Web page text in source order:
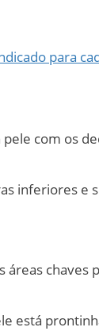
para
com os
inferiores e
áreas chaves
está